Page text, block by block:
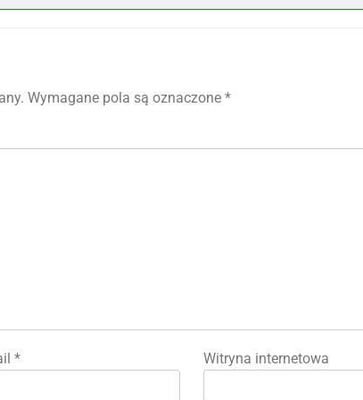
Wymagane pola są oznaczone *
* Witryna internetowa